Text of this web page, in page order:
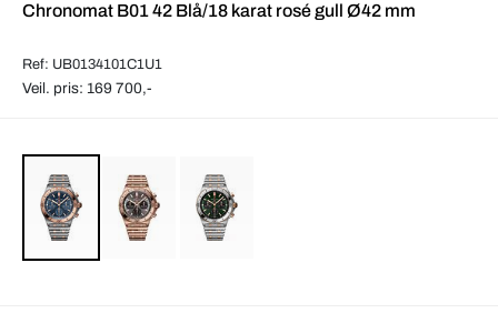
Chronomat B01 42 Blå/18 karat rosé gull Ø42 mm
Ref: UB0134101C1U1
Veil. pris: 169 700,-